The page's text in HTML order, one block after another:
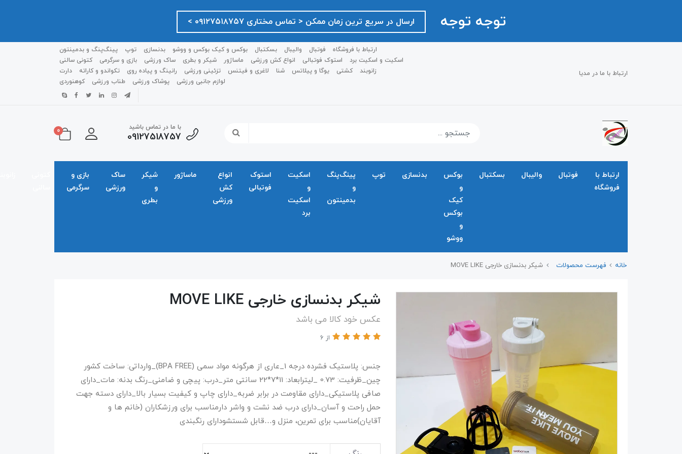
توجه توجه ارسال در سریع ترین زمان ممکن ‌< تماس مختاری ۰۹۱۲۷۵۱۸۷۵۷ >
ارتباط با ما در مدیا
ارتباط با فروشگاه فوتبال والیبال بسکتبال بوکس و کیک بوکس و ووشو بدنسازی توپ
پینگ‌پنگ و بدمينتون
اسکیت و اسکیت برد
استوک فوتبالی انواع کش ورزشی ماساژور شیکر و بطری ساک ورزشی بازی و سرگرمی
کتونی سالنی
زانوبند
کشتی یوگا و پیلاتس شنا لاغری و فیتنس تزئینی ورزشی رانینگ و پیاده روی تکواندو و کاراته
دارت
لوازم جانبی ورزشی
پوشاک ورزشی طناب ورزشی کوهنوردی
با ما در تماس باشید
09127518757
0
ارتباط با
فروشگاه
فوتبال والیبال بسکتبال
بوکس
و
کیک
بوکس
و
ووشو
بدنسازی توپ
پینگ‌پنگ
و
بدمينتون
اسکیت
و
اسکیت
برد
استوک
فوتبالی
انواع
کش
ورزشی
ماساژور
شیکر
و
بطری
ساک
ورزشی
بازی و
سرگرمی
خانه فهرست محصولات شیکر بدنسازی خارجی MOVE LIKE
شیکر بدنسازی خارجی MOVE LIKE
عکس خود کالا می باشد
از 6
جنس: پلاستیک فشرده درجه 1_عاری از هرگونه مواد سمی (BPA FREE)_وارداتی: ساخت کشور
چین_ظرفیت: 0.73 _لیترابعاد: 11*7*22 سانتی متر_درب: پیچی و ضامنی_رنگ بدنه: مات_دارای
صافی پلاستیکی_دارای مقاومت در برابر ضربه_دارای چاپ و کیفیت بسیار بالا_دارای دسته جهت
حمل راحت و آسان_دارای درب ضد نشت و واشر دارمناسب برای ورزشکاران (خانم ها و
آقایان)مناسب برای تمرین، منزل و…قابل شستشودارای رنگبندی